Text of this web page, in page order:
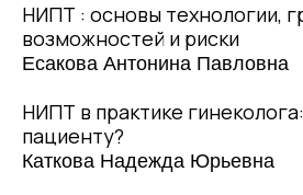
НИПТ : основы технологии,
возможностей и риски
Есакова Антонина Павловна
НИПТ в практике
пациенту?
Каткова Надежда Юрьевна